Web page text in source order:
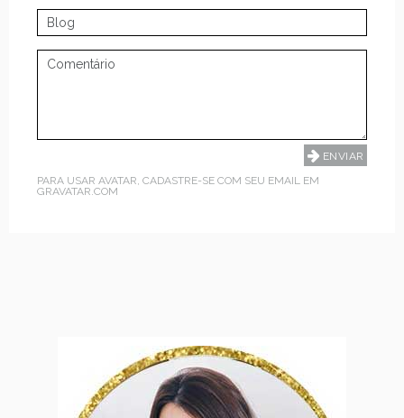
PARA USAR AVATAR, CADASTRE-SE COM SEU EMAIL EM
GRAVATAR.COM